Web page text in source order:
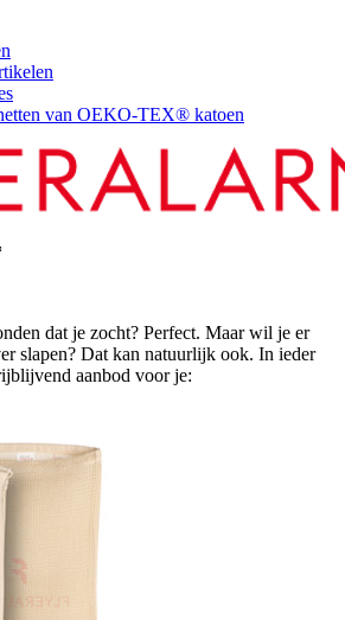
van OEKO-TEX® katoen
dat je zocht? Perfect. Maar wil je er
slapen? Dat kan natuurlijk ook. In ieder
aanbod voor je: